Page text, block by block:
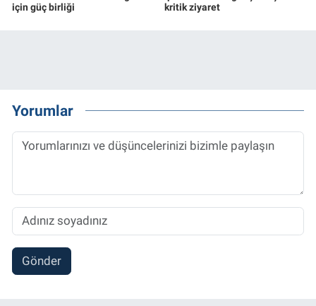
için güç birliği
kritik ziyaret
Yorumlar
Gönder